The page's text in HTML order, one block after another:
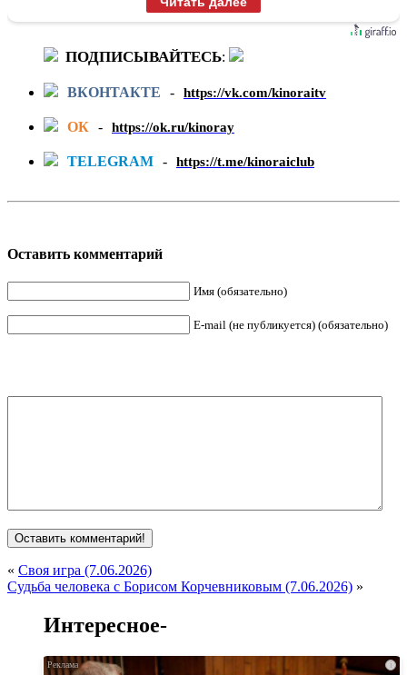
ПОДПИСЫВАЙТЕСЬ:
ВКОНТАКТЕ - https://vk.com/kinoraitv
ОК - https://ok.ru/kinoray
TELEGRAM - https://t.me/kinoraiclub
Оставить комментарий
Имя (обязательно)
E-mail (не публикуется) (обязательно)
« Своя игра (7.06.2026)
Судьба человека с Борисом Корчевниковым (7.06.2026) »
Интересное-
i